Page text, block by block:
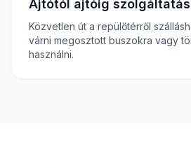
Ajtótól ajtóig szolgáltatás
Közvetlen út a repülőtérről
várni megosztott buszokra vagy
használni.